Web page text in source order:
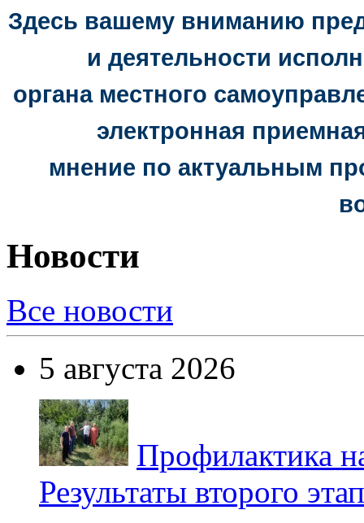
Здесь вашему вниманию
и деятельности
органа местного
электронная
мнение по актуальным
Новости
Все новости
5 августа 2026
Профилактика
Результаты второго